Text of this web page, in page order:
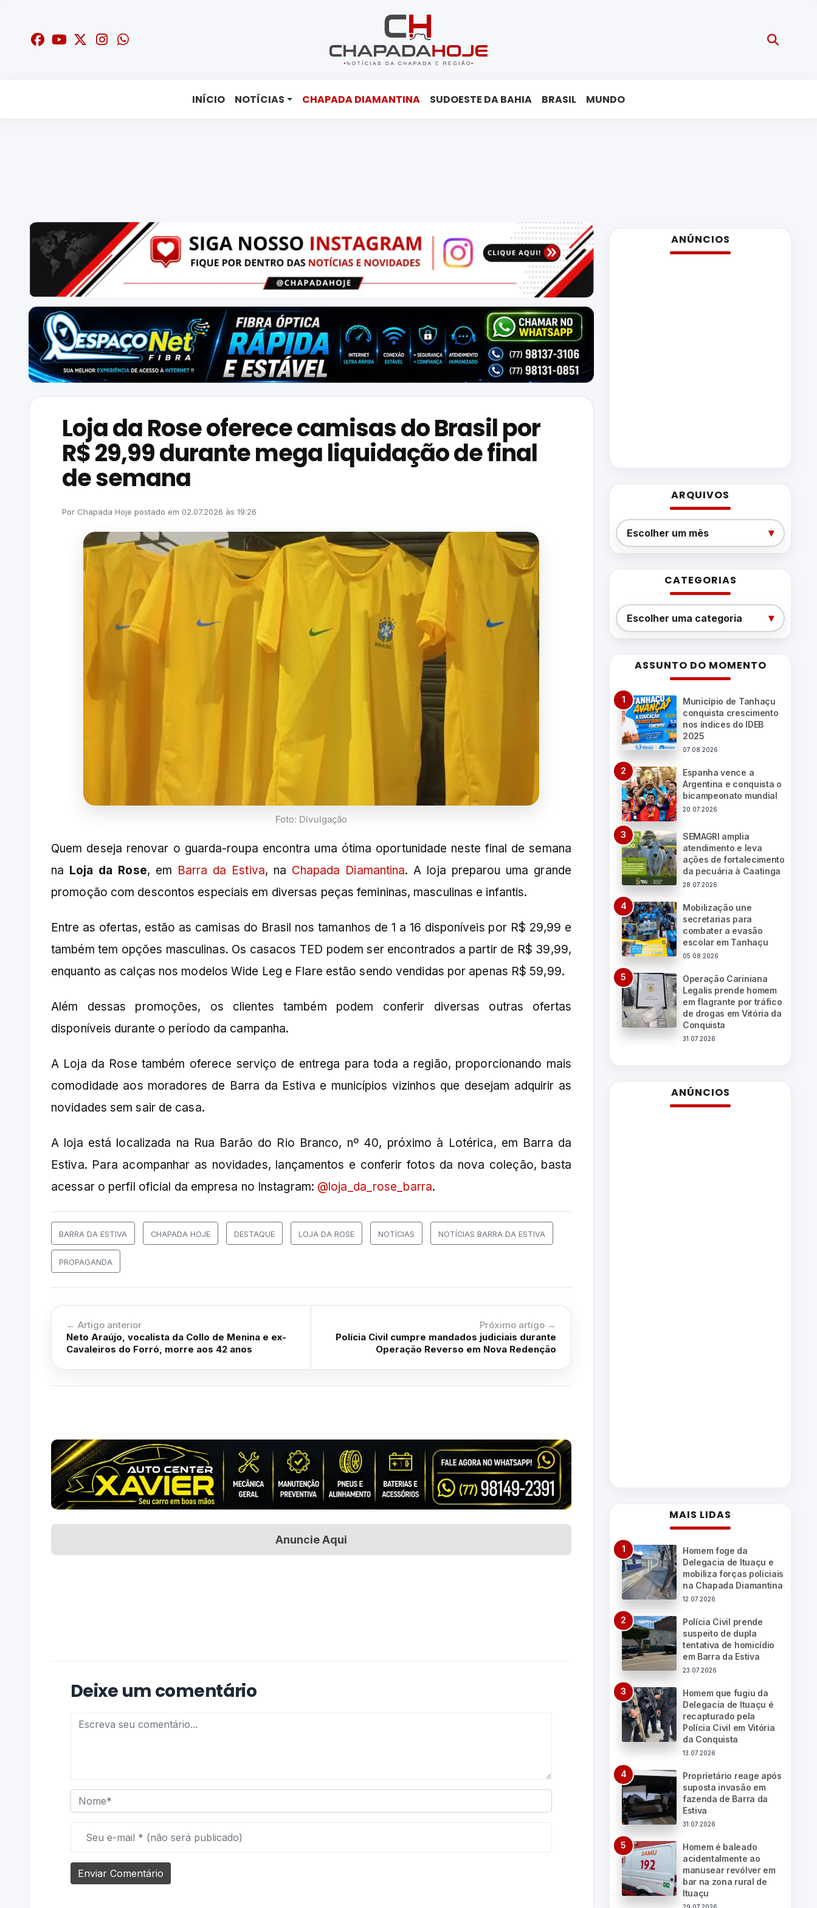
INÍCIO NOTÍCIAS CHAPADA DIAMANTINA SUDOESTE DA BAHIA BRASIL MUNDO
Loja da Rose oferece camisas do Brasil por
R$ 29,99 durante mega liquidação de final
de semana
Por Chapada Hoje postado em 02.07.2026 às 19:26
Foto: Divulgação
Quem deseja renovar o guarda-roupa encontra uma ótima oportunidade neste final de semana
na Loja da Rose, em Barra da Estiva, na Chapada Diamantina. A loja preparou uma grande
promoção com descontos especiais em diversas peças femininas, masculinas e infantis.
Entre as ofertas, estão as camisas do Brasil nos tamanhos de 1 a 16 disponíveis por R$ 29,99 e
também tem opções masculinas. Os casacos TED podem ser encontrados a partir de R$ 39,99,
enquanto as calças nos modelos Wide Leg e Flare estão sendo vendidas por apenas R$ 59,99.
Além dessas promoções, os clientes também podem conferir diversas outras ofertas
disponíveis durante o período da campanha.
A Loja da Rose também oferece serviço de entrega para toda a região, proporcionando mais
comodidade aos moradores de Barra da Estiva e municípios vizinhos que desejam adquirir as
novidades sem sair de casa.
A loja está localizada na Rua Barão do Rio Branco, nº 40, próximo à Lotérica, em Barra da
Estiva. Para acompanhar as novidades, lançamentos e conferir fotos da nova coleção, basta
acessar o perfil oficial da empresa no Instagram: @loja_da_rose_barra.
BARRA DA ESTIVA CHAPADA HOJE DESTAQUE LOJA DA ROSE NOTÍCIAS NOTÍCIAS BARRA DA ESTIVA
PROPAGANDA
← Artigo anterior
Neto Araújo, vocalista da Collo de Menina e ex-
Cavaleiros do Forró, morre aos 42 anos
Próximo artigo →
Polícia Civil cumpre mandados judiciais durante
Operação Reverso em Nova Redenção
Anuncie Aqui
Deixe um comentário
ANÚNCIOS
ARQUIVOS
Arquivos
Escolher um mês ▾
CATEGORIAS
Categorias
Escolher uma categoria ▾
ASSUNTO DO MOMENTO
Município de Tanhaçu
conquista crescimento
nos índices do IDEB
2025
07.08.2026
Espanha vence a
Argentina e conquista o
bicampeonato mundial
20.07.2026
SEMAGRI amplia
atendimento e leva
ações de fortalecimento
da pecuária à Caatinga
28.07.2026
Mobilização une
secretarias para
combater a evasão
escolar em Tanhaçu
05.08.2026
Operação Cariniana
Legalis prende homem
em flagrante por tráfico
de drogas em Vitória da
Conquista
31.07.2026
ANÚNCIOS
MAIS LIDAS
Homem foge da
Delegacia de Ituaçu e
mobiliza forças policiais
na Chapada Diamantina
12.07.2026
Polícia Civil prende
suspeito de dupla
tentativa de homicídio
em Barra da Estiva
23.07.2026
Homem que fugiu da
Delegacia de Ituaçu é
recapturado pela
Polícia Civil em Vitória
da Conquista
13.07.2026
Proprietário reage após
suposta invasão em
fazenda de Barra da
Estiva
31.07.2026
Homem é baleado
acidentalmente ao
manusear revólver em
bar na zona rural de
Ituaçu